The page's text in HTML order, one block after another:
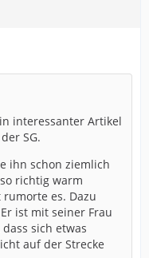
interessanter Artikel
SG.
ihn schon ziemlich
richtig warm
es. Dazu
ist mit seiner Frau
sich etwas
auf der Strecke